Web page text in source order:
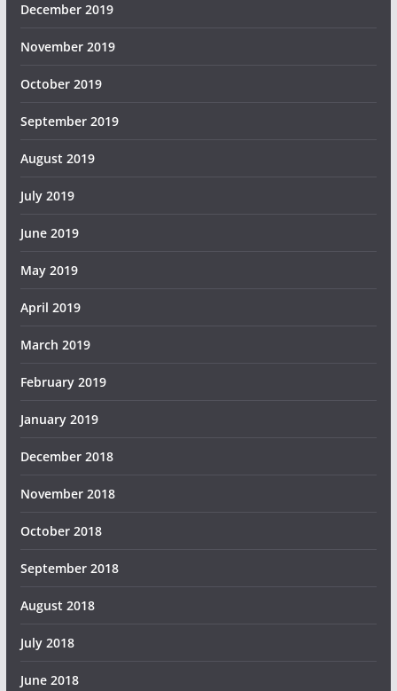
December 2019
November 2019
October 2019
September 2019
August 2019
July 2019
June 2019
May 2019
April 2019
March 2019
February 2019
January 2019
December 2018
November 2018
October 2018
September 2018
August 2018
July 2018
June 2018